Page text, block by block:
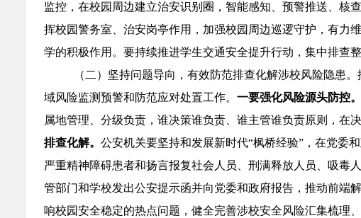
监控，在校园周边建立治安识别圈，智能感知、预警推送、核
挥校园警务室、治安岗亭作用，加强校园周边巡逻守护，有力
学的积极作用。要持续推进学生交通安全提升行动，集中排查
（二）坚持问题导向，有效防范排查化解涉校风险隐患
域风险监测预警和防范应对处置工作。 一要强化风险源头防控。
属地管理、分级负责，谁决策谁负责、谁主管谁负责原则，在
排查化解。 公安机关要坚持和发展新时代“枫桥经验”，在党委
严重精神障碍患者和扬言报复社会人员、刑满释放人员、吸毒
管部门和学校发出公安提示函并向党委和政府报告，推动前端解
响校园安全稳定的热点问题，健全完善涉校安全风险汇集梳理